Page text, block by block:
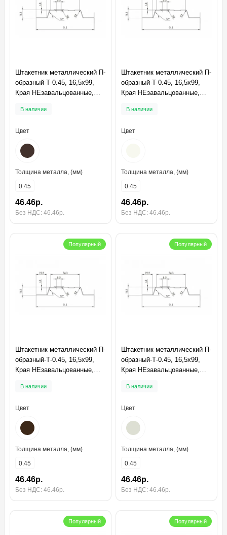
Штакетник металлический П-
образный-Т-0.45, 16,5х99,
Края НЕзавальцованные,
В наличии
Цвет
Толщина металла, (мм)
0.45
46.46р.
Без НДС: 46.46р.
Штакетник металлический П-
образный-Т-0.45, 16,5х99,
Края НЕзавальцованные,
В наличии
Цвет
Толщина металла, (мм)
0.45
46.46р.
Без НДС: 46.46р.
Популярный
Штакетник металлический П-
образный-Т-0.45, 16,5х99,
Края НЕзавальцованные,
В наличии
Цвет
Толщина металла, (мм)
0.45
46.46р.
Без НДС: 46.46р.
Популярный
Штакетник металлический П-
образный-Т-0.45, 16,5х99,
Края НЕзавальцованные,
В наличии
Цвет
Толщина металла, (мм)
0.45
46.46р.
Без НДС: 46.46р.
Популярный Популярный